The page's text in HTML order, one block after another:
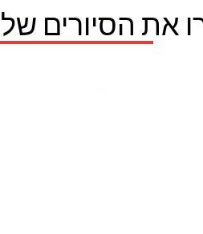
את הסיורים